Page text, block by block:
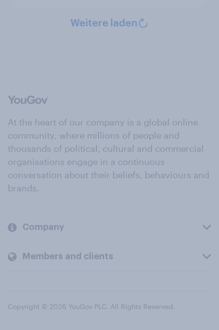
Weitere laden
At the heart of our company is a global online
community, where millions of people and
thousands of political, cultural and commercial
organisations engage in a continuous
conversation about their beliefs, behaviours and
brands.
Company
Members and clients
Copyright © 2026 YouGov PLC. All Rights Reserved.